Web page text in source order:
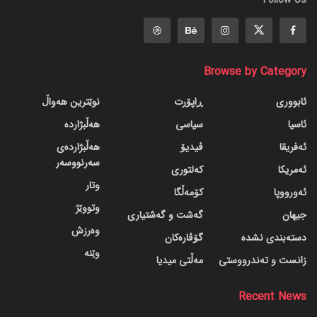
Browse by Category
ئابووری
ئاسیا
ئەفریقا
ئەمریکا
ئەورووپا
جیهان
دسته‌بندی نشده
زانست و تەندرووستی
ڕاپۆرت
سیاسی
ڤیدیۆ
کەلتوری
کۆمەڵگا
گه‌شت و گه‌شتیاری
گۆڤاره‌کان
مەڵتی میدیا
نوێترین هەواڵ
هەڵبژاردە
هەڵبژاردەی
سەرنووسەر
وتار
وتووێژ
وەرزش
وێنە
Recent News